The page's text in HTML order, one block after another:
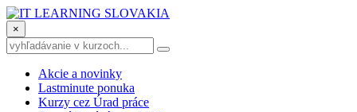
×
Akcie a novinky
Lastminute ponuka
Kurzy cez Úrad práce